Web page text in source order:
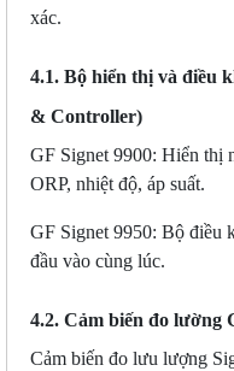
xác.
4.1. Bộ hiển thị và điều
& Controller)
GF Signet 9900: Hiển thị
ORP, nhiệt độ, áp suất.
GF Signet 9950: Bộ điều
đầu vào cùng lúc.
4.2. Cảm biến đo lường
Cảm biến đo lưu lượng